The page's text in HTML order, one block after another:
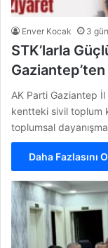
Enver Kocak 3
STK’larla
AK Parti Gaziantep
kentteki sivil toplum
toplumsal
Daha Fazlasını